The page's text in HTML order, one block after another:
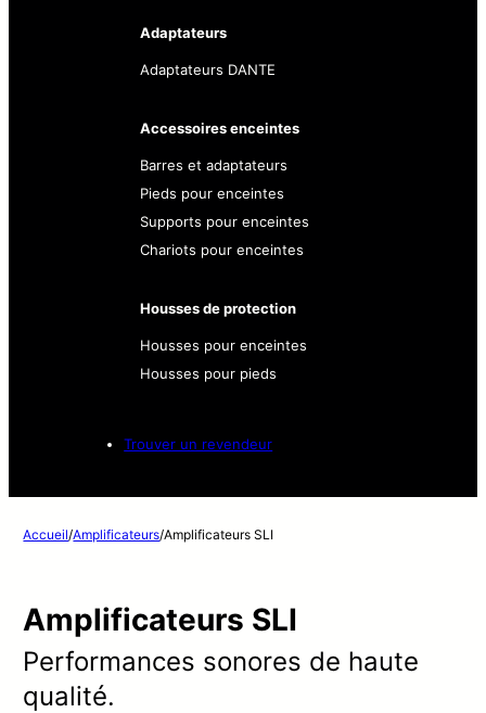
Adaptateurs
Adaptateurs DANTE
Accessoires enceintes
Barres et adaptateurs
Pieds pour enceintes
Supports pour enceintes
Chariots pour enceintes
Housses de protection
Housses pour enceintes
Housses pour pieds
Trouver un revendeur
Accueil/Amplificateurs/Amplificateurs SLI
Amplificateurs SLI
Performances sonores de haute
qualité.